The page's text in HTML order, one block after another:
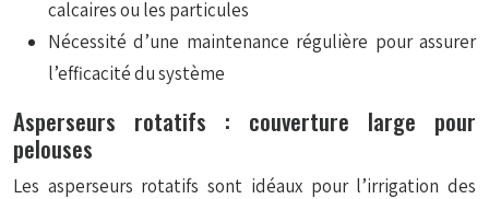
calcaires ou les particules
Nécessité d’une maintenance régulière pour assurer
l’efficacité du système
Asperseurs rotatifs : couverture large pour
pelouses
Les asperseurs rotatifs sont idéaux pour l’irrigation des